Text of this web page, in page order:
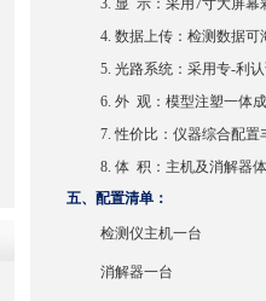
3. 显 示：采用7寸大屏幕
4. 数据上传：检测数据可
5. 光路系统：采用专-利
6. 外 观：模型注塑一体
7.性价比：仪器综合配置
8. 体 积：主机及消解器
五、配置清单：
检测仪主机一台
消解器一台